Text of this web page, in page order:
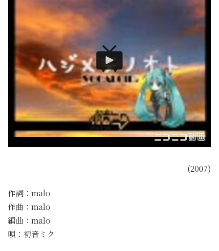
(2007)
作詞：malo
作曲：malo
編曲：malo
唄：初音ミク